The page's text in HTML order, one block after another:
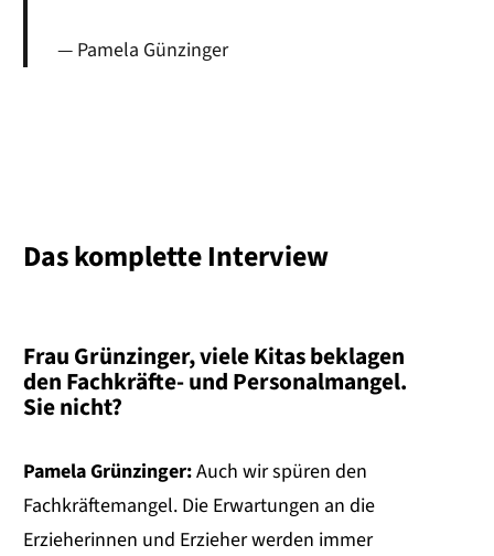
Pamela Günzinger
Das komplette Interview
Frau Grünzinger, viele Kitas beklagen
den Fachkräfte- und Personalmangel.
Sie nicht?
Pamela Grünzinger:Auch wir spüren den
Fachkräftemangel. Die Erwartungen an die
Erzieherinnen und Erzieher werden immer